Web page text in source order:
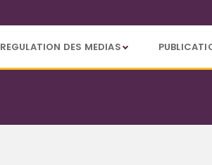
REGULATION DES MEDIAS